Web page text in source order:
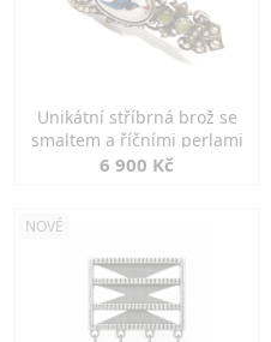
Unikátní stříbrná brož se
smaltem a říčními perlami
6 900 Kč
NOVÉ